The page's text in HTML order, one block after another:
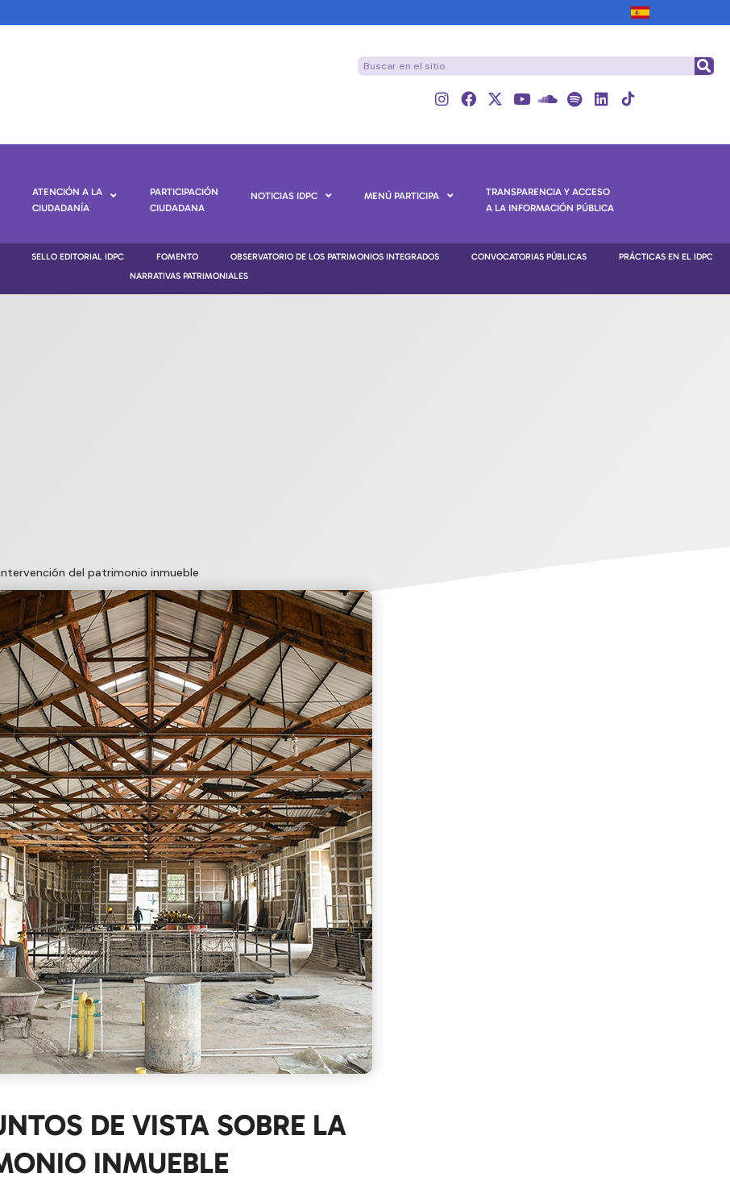
ATENCIÓN A LA
CIUDADANÍA
PARTICIPACIÓN
CIUDADANA
NOTICIAS IDPC MENÚ PARTICIPA
TRANSPARENCIA Y ACCESO
A LA INFORMACIÓN PÚBLICA
SELLO EDITORIAL IDPC FOMENTO OBSERVATORIO DE LOS PATRIMONIOS INTEGRADOS CONVOCATORIAS PÚBLICAS
PRÁCTICAS EN EL IDPC
NARRATIVAS PATRIMONIALES
del patrimonio inmueble
DE VISTA SOBRE LA
INMUEBLE